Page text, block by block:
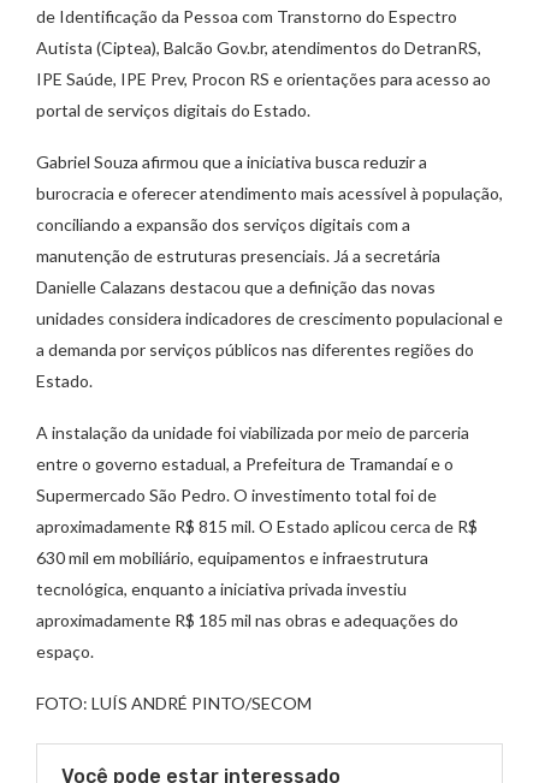
de Identificação da Pessoa com Transtorno do Espectro
Autista (Ciptea), Balcão Gov.br, atendimentos do DetranRS,
IPE Saúde, IPE Prev, Procon RS e orientações para acesso ao
portal de serviços digitais do Estado.
Gabriel Souza afirmou que a iniciativa busca reduzir a
burocracia e oferecer atendimento mais acessível à população,
conciliando a expansão dos serviços digitais com a
manutenção de estruturas presenciais. Já a secretária
Danielle Calazans destacou que a definição das novas
unidades considera indicadores de crescimento populacional e
a demanda por serviços públicos nas diferentes regiões do
Estado.
A instalação da unidade foi viabilizada por meio de parceria
entre o governo estadual, a Prefeitura de Tramandaí e o
Supermercado São Pedro. O investimento total foi de
aproximadamente R$ 815 mil. O Estado aplicou cerca de R$
630 mil em mobiliário, equipamentos e infraestrutura
tecnológica, enquanto a iniciativa privada investiu
aproximadamente R$ 185 mil nas obras e adequações do
espaço.
FOTO: LUÍS ANDRÉ PINTO/SECOM
Você pode estar interessado